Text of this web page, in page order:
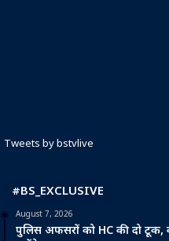
Tweets by bstvlive
#BS_EXCLUSIVE
August 7, 2026
पुलिस अफसरों को HC की दो